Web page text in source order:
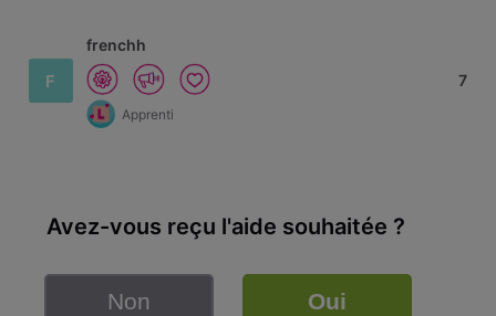
F
frenchh
Apprenti
7
Avez-vous reçu l'aide souhaitée ?
Non Oui